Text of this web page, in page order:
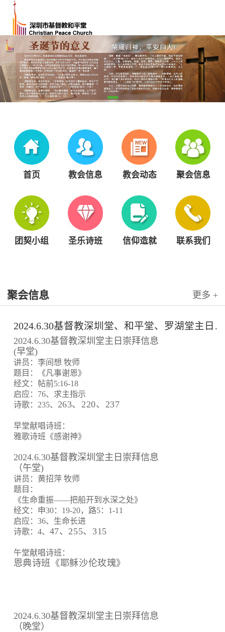
首页 教会信息 教会动态 聚会信息
团契小组 圣乐诗班 信仰造就 联系我们
聚会信息 更多 +
2024.6.30基督教深圳堂、和平堂、罗湖堂主日崇拜信息
2024.6.30基督教深圳堂主日崇拜信息
(早堂)
讲员：李间想 牧师
题目：《凡事谢恩》
经文：帖前5:16-18
启应：76、求主指示
诗歌：235、 263、220、237
早堂献唱诗班：
雅歌诗班《感谢神》
2024.6.30基督教深圳堂主日崇拜信息
（午堂)
讲员：黄招萍 牧师
题目：
《生命重振——把船开到水深之处》
经文：申30：19-20，路5：1-11
启应：36、生命长进
诗歌：4、 47、255、315
午堂献唱诗班：
恩典诗班《耶稣沙伦玫瑰》
2024.6.30基督教深圳堂主日崇拜信息
（晚堂）